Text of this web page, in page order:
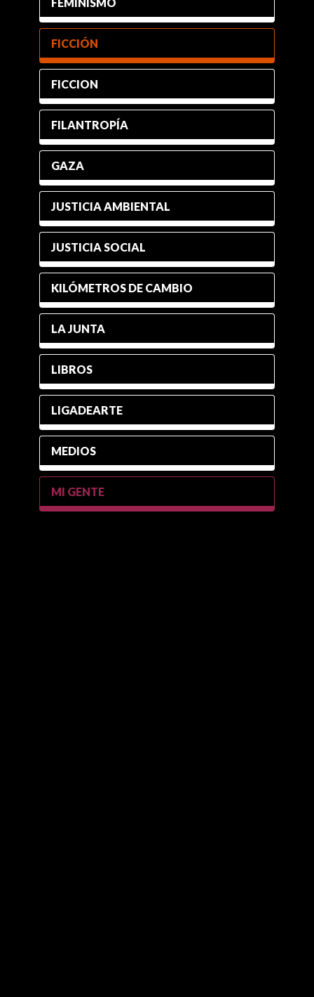
FEMINISMO
FICCIÓN
FICCION
FILANTROPÍA
GAZA
JUSTICIA AMBIENTAL
JUSTICIA SOCIAL
KILÓMETROS DE CAMBIO
LA JUNTA
LIBROS
LIGADEARTE
MEDIOS
MI GENTE